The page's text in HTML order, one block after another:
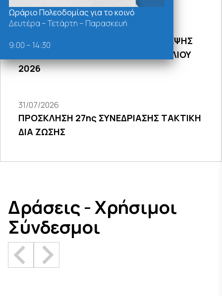
31/07/2026
ΠΡΟΣΚΛΗΣΗ 18Σ ΜΕΣΩ ΤΗΛΕΔΙΑΣΚΕΨΗΣ
ΣΥΝΕΔΡΙΑΣΗΣ ΔΗΜΟΤΙΚΟΥ ΣΥΜΒΟΥΛΙΟΥ
2026
31/07/2026
ΠΡΟΣΚΛΗΣΗ 27ης ΣΥΝΕΔΡΙΑΣΗΣ ΤΑΚΤΙΚΗ
ΔΙΑ ΖΩΣΗΣ
Δράσεις - Χρήσιμοι
Σύνδεσμοι
Ωράριο Πολεοδομίας για το κοινό
Δευτέρα – Τετάρτη – Παρασκευή
9:00 – 14:30